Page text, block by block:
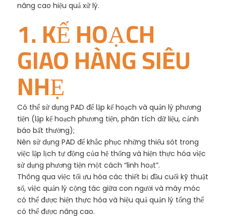
1. KẾ HOẠCH
GIAO HÀNG SIÊU
NHẸ
Có thể sử dụng PAD để lập kế hoạch và quản lý phương
tiện (lập kế hoạch phương tiện, phân tích dữ liệu, cảnh
báo bất thường);
Nên sử dụng PAD để khắc phục những thiếu sót trong
việc lập lịch tự động của hệ thống và hiện thực hóa việc
sử dụng phương tiện một cách “linh hoạt”.
Thông qua việc tối ưu hóa các thiết bị đầu cuối kỹ thuật
số, việc quản lý cộng tác giữa con người và máy móc
có thể được hiện thực hóa và hiệu quả quản lý tổng thể
có thể được nâng cao.
nâng cao hiệu quả xử lý.